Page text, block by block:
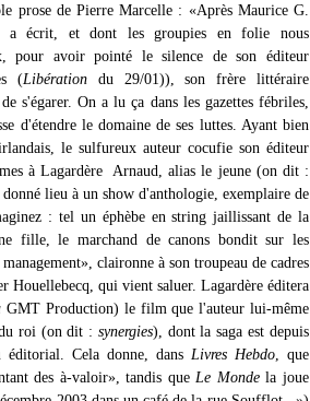
prose de Pierre Marcelle : «Après Maurice G.
écrit, et dont les groupies en folie nous
pour avoir pointé le silence de son éditeur
(Libération du 29/01)), son frère littéraire
s'égarer. On a lu ça dans les gazettes fébriles,
d'étendre le domaine de ses luttes. Ayant bien
le sulfureux auteur cocufie son éditeur
à Lagardère ­ Arnaud, alias le jeune (on dit :
lieu à un show d'anthologie, exemplaire de
: tel un éphèbe en string jaillissant de la
fille, le marchand de canons bondit sur les
claironne à son troupeau de cadres
Houellebecq, qui vient saluer. Lagardère éditera
GMT Production) le film que l'auteur lui-même
du roi (on dit : synergies), dont la saga est depuis
Cela donne, dans Livres Hebdo, que
des à-valoir», tandis que Le Mondela joue